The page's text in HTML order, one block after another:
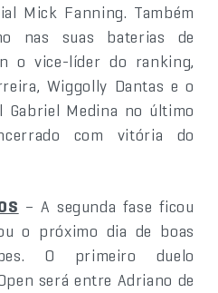
Mick Fanning. Também
nas suas baterias de
o vice-líder do ranking,
Wiggolly Dantas e o
Gabriel Medina no último
com vitória do
– A segunda fase ficou
o próximo dia de boas
O primeiro duelo
será entre Adriano de